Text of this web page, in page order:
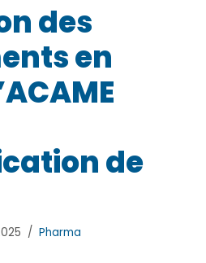
des
en
de
Pharma